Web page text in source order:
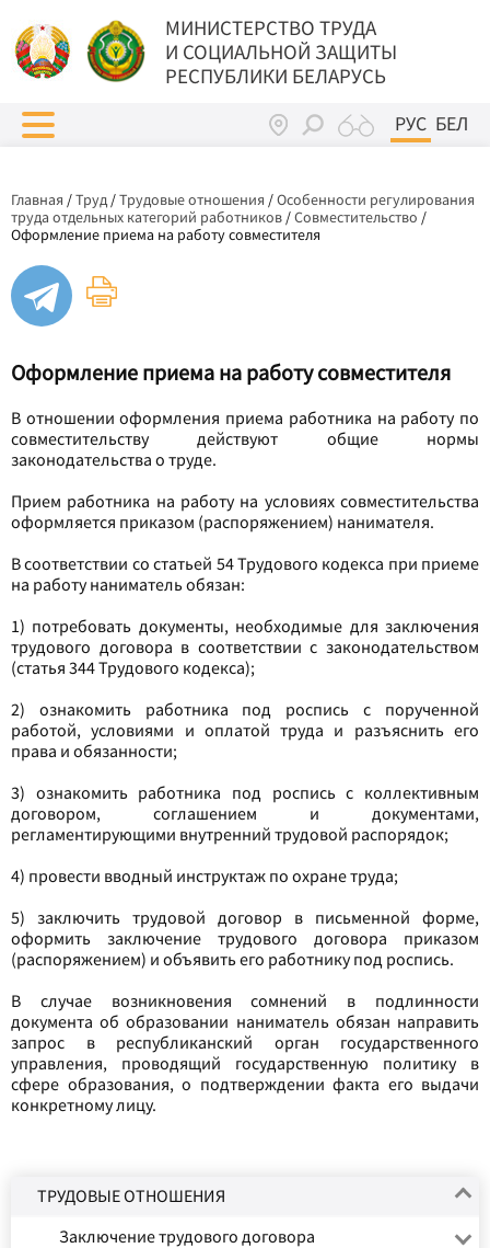
МИНИСТЕРСТВО ТРУДА
И СОЦИАЛЬНОЙ ЗАЩИТЫ
РЕСПУБЛИКИ БЕЛАРУСЬ
РУС БЕЛ
Главная /Труд/Трудовые отношения /Особенности регулирования
труда отдельных категорий работников /Совместительство /
Оформление приема на работу совместителя
Оформление приема на работу совместителя
В отношении оформления приема работника на работу по
совместительству действуют общие нормы
законодательства о труде.
Прием работника на работу на условиях совместительства
оформляется приказом (распоряжением) нанимателя.
В соответствии со статьей 54 Трудового кодекса при приеме
на работу наниматель обязан:
1) потребовать документы, необходимые для заключения
трудового договора в соответствии с законодательством
(статья 344 Трудового кодекса);
2) ознакомить работника под роспись с порученной
работой, условиями и оплатой труда и разъяснить его
права и обязанности;
3) ознакомить работника под роспись с коллективным
договором, соглашением и документами,
регламентирующими внутренний трудовой распорядок;
4) провести вводный инструктаж по охране труда;
5) заключить трудовой договор в письменной форме,
оформить заключение трудового договора приказом
(распоряжением) и объявить его работнику под роспись.
В случае возникновения сомнений в подлинности
документа об образовании наниматель обязан направить
запрос в республиканский орган государственного
управления, проводящий государственную политику в
сфере образования, о подтверждении факта его выдачи
конкретному лицу.
ТРУДОВЫЕ ОТНОШЕНИЯ
Заключение трудового договора